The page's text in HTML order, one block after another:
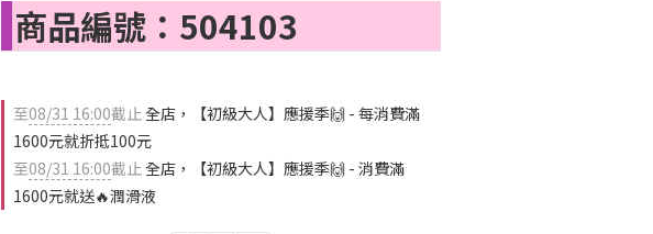
商品編號：504103
至08/31 16:00截止全店，【初級大人】應援季🙌 - 每消費滿
1600元就折抵100元
至08/31 16:00截止全店，【初級大人】應援季🙌 - 消費滿
1600元就送🔥潤滑液